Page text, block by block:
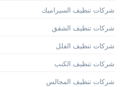
شركات تنظيف السيراميك
شركات تنظيف الشقق
شركات تنظيف الفلل
شركات تنظيف الكنب
شركات تنظيف المجالس